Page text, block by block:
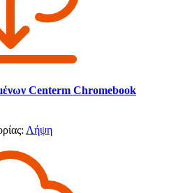
Centerm Chromebook
Λήψη